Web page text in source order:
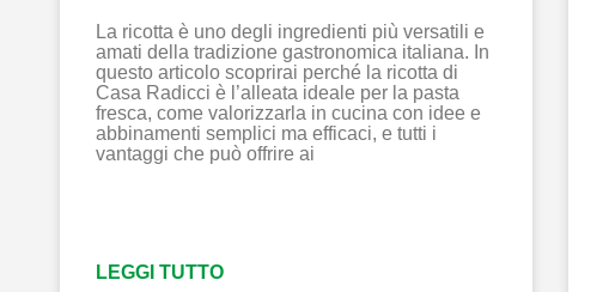
La ricotta è uno degli ingredienti più versatili e
amati della tradizione gastronomica italiana. In
questo articolo scoprirai perché la ricotta di
Casa Radicci è l’alleata ideale per la pasta
fresca, come valorizzarla in cucina con idee e
abbinamenti semplici ma efficaci, e tutti i
vantaggi che può offrire ai
LEGGI TUTTO